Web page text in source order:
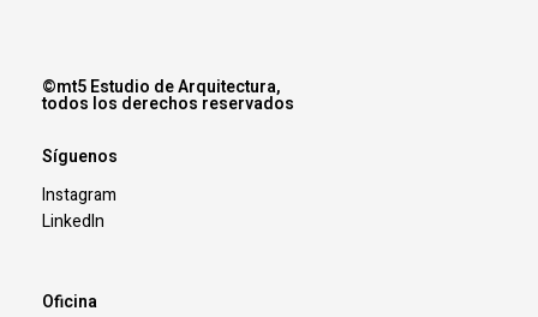
©mt5 Estudio de Arquitectura,
todos los derechos reservados
Síguenos
Instagram
LinkedIn
Oficina